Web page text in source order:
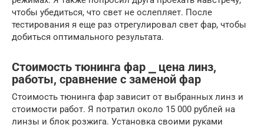
чтобы убедиться, что свет не ослепляет. После
тестирования я еще раз отрегулировал свет фар, чтобы
добиться оптимального результата.
Стоимость тюнинга фар ⎯ цена линз,
работы, сравнение с заменой фар
Стоимость тюнинга фар зависит от выбранных линз и
стоимости работ. Я потратил около 15 000 рублей на
линзы и блок розжига. Установка своими руками